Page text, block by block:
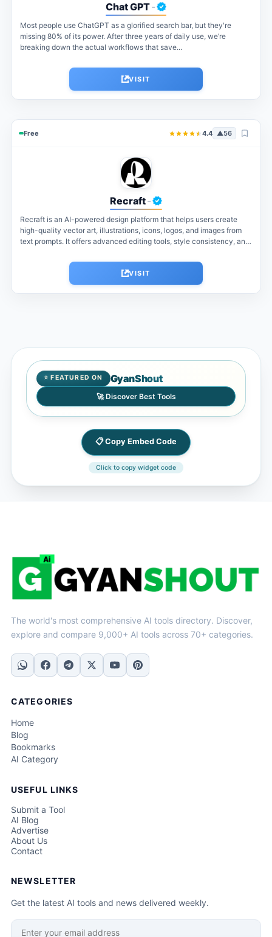
Chat GPT-
Most people use ChatGPT as a glorified search bar, but they're
missing 80% of its power. After three years of daily use, we’re
breaking down the actual workflows that save...
VISIT
Free 4.4 ▲56
Recraft-
Recraft is an AI-powered design platform that helps users create
high-quality vector art, illustrations, icons, logos, and images from
text prompts. It offers advanced editing tools, style consistency, and
VISIT
⭐ FEATURED ON GyanShout
🚀 Discover Best Tools
📋 Copy Embed Code
Click to copy widget code
The world's most comprehensive AI tools directory. Discover,
explore and compare 9,000+ AI tools across 70+ categories.
CATEGORIES
Home
Blog
Bookmarks
AI Category
USEFUL LINKS
Submit a Tool
AI Blog
Advertise
About Us
Contact
NEWSLETTER
Get the latest AI tools and news delivered weekly.